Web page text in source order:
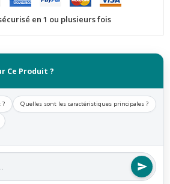
en 1 ou plusieurs fois
Ce Produit ?
? Quelles sont les caractéristiques principales ?